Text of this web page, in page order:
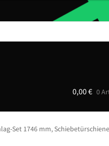
0,00€ 0
Set 1746 mm,